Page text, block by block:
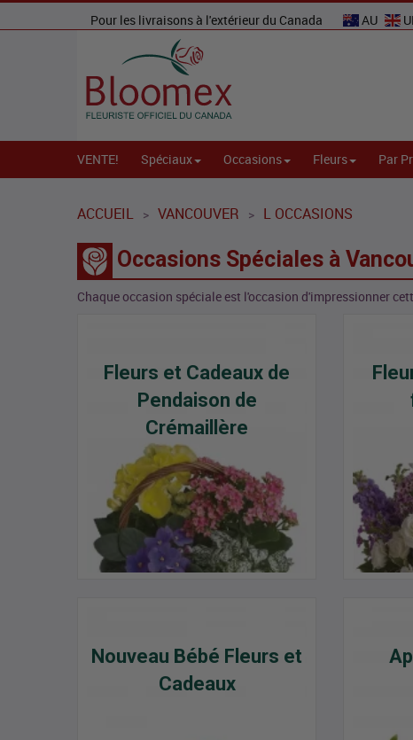
Pour les livraisons à l'extérieur du Canada AU
VENTE! Spéciaux Occasions Fleurs Par
ACCUEIL > VANCOUVER > L OCCASIONS
Occasions Spéciales à
Chaque occasion spéciale est l'occasion d'impressionner
Fleurs et Cadeaux de
Pendaison de
Crémaillère
Nouveau Bébé Fleurs et
Cadeaux